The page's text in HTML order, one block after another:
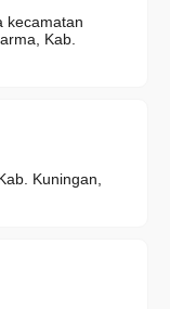
kecamatan
Kab.
Kuningan,